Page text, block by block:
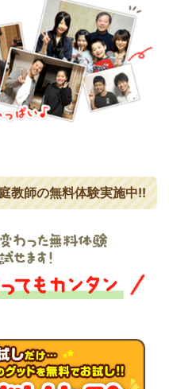
教師の無料体験実施中!!